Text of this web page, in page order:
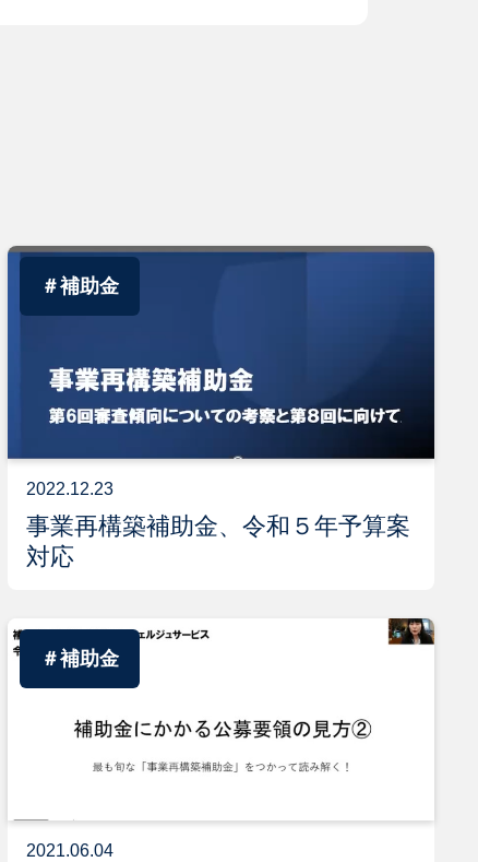
＃補助金
2022.12.23
事業再構築補助金、令和５年予算案
対応
＃補助金
2021.06.04